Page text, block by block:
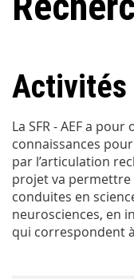
Activités
La SFR - AEF a
connaissances
par l’articulation
projet va permettre
conduites en
neurosciences, en
qui correspondent